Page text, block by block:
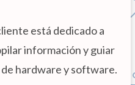
está dedicado a
información y guiar
hardware y software.